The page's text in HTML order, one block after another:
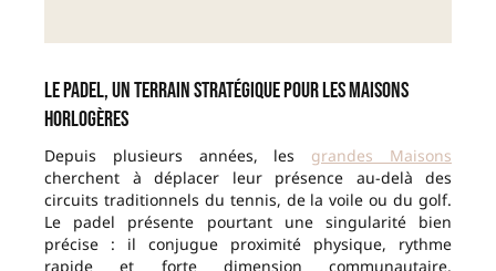
Le padel, un terrain stratégique pour les Maisons
horlogères
Depuis plusieurs années, les grandes Maisons
cherchent à déplacer leur présence au-delà des
circuits traditionnels du tennis, de la voile ou du golf.
Le padel présente pourtant une singularité bien
précise : il conjugue proximité physique, rythme
rapide et forte dimension communautaire.